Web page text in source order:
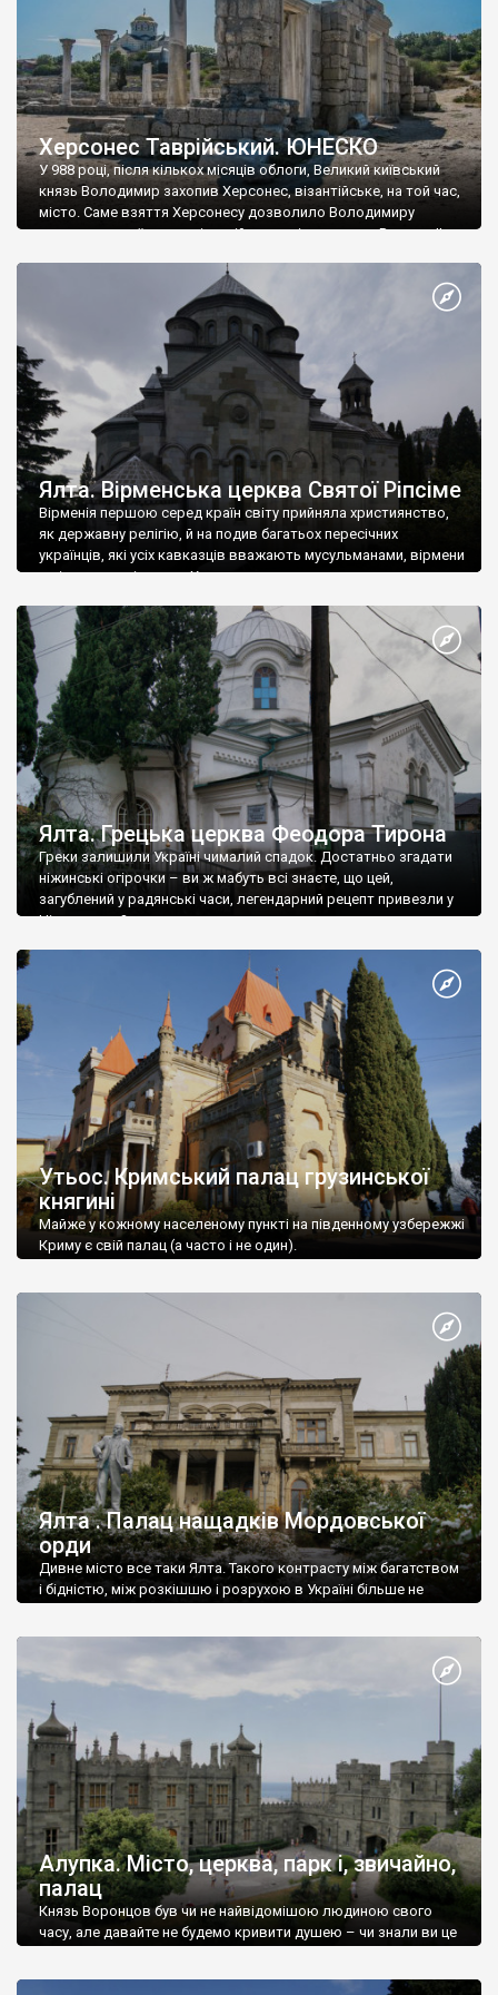
Херсонес Таврійський. ЮНЕСКО
У 988 році, після кількох місяців облоги, Великий київський
князь Володимир захопив Херсонес, візантійське, на той час,
місто. Саме взяття Херсонесу дозволило Володимиру
диктувати свої умови візантійському імператору Василю ІІ, та
Херсонесі Володимир-язичник, став Василем-християнином.
А потім було Хрещення Русі. На честь Херсонесу Таврійського
Ялта. Вірменська церква Святої Ріпсіме
Вірменія першою серед країн світу прийняла християнство,
як державну релігію, й на подив багатьох пересічних
українців, які усіх кавказців вважають мусульманами, вірмени
є відданими вірянами Христа
Ялта. Грецька церква Феодора Тирона
Греки залишили Україні чималий спадок. Достатньо згадати
ніжинські огірочки – ви ж мабуть всі знаєте, що цей,
загублений у радянські часи, легендарний рецепт привезли у
Ніжин греки?
Утьос. Кримський палац грузинської
княгині
Майже у кожному населеному пункті на південному узбережжі
Криму є свій палац (а часто і не один).
Ялта . Палац нащадків Мордовської
орди
Дивне місто все таки Ялта. Такого контрасту між багатством
і бідністю, між розкішшю і розрухою в Україні більше не
Алупка. Місто, церква, парк і, звичайно,
палац
Князь Воронцов був чи не найвідомішою людиною свого
часу, але давайте не будемо кривити душею – чи знали ви це